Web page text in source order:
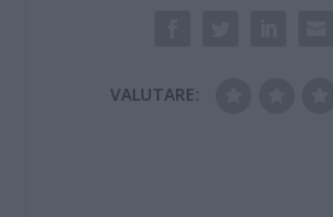
VALUTARE: